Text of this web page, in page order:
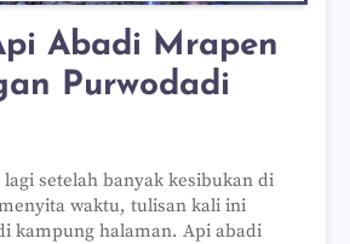
Abadi Mrapen
Purwodadi
setelah banyak kesibukan di
waktu, tulisan kali ini
kampung halaman. Api abadi